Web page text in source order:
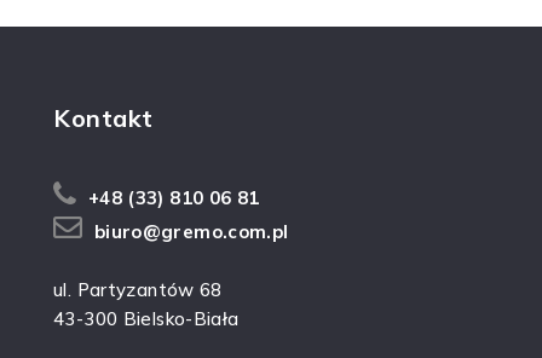
Kontakt
+48 (33) 810 06 81
biuro@gremo.com.pl
ul. Partyzantów 68
43-300 Bielsko-Biała